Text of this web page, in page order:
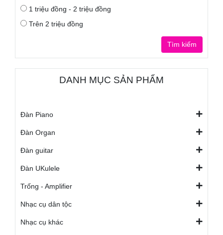
1 triệu đồng - 2 triệu đồng
Trên 2 triệu đồng
Tìm kiếm
DANH MỤC SẢN PHẨM
Đàn Piano
Đàn Organ
Đàn guitar
Đàn UKulele
Trống - Amplifier
Nhạc cụ dân tộc
Nhạc cụ khác